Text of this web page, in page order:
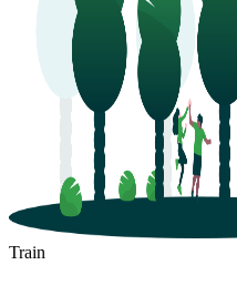
Train